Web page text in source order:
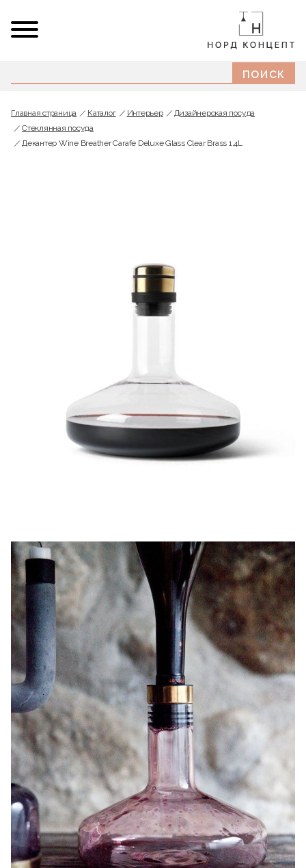
Главная страница Каталог Интерьер
Дизайнерская посуда
Стеклянная посуда
Декантер Wine Breather Carafe Deluxe Glass Clear Brass 1,4L